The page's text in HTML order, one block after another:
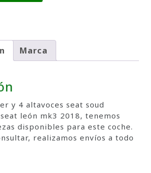
Marca
y 4 altavoces seat soud
león mk3 2018, tenemos
disponibles para este coche.
realizamos envíos a todo